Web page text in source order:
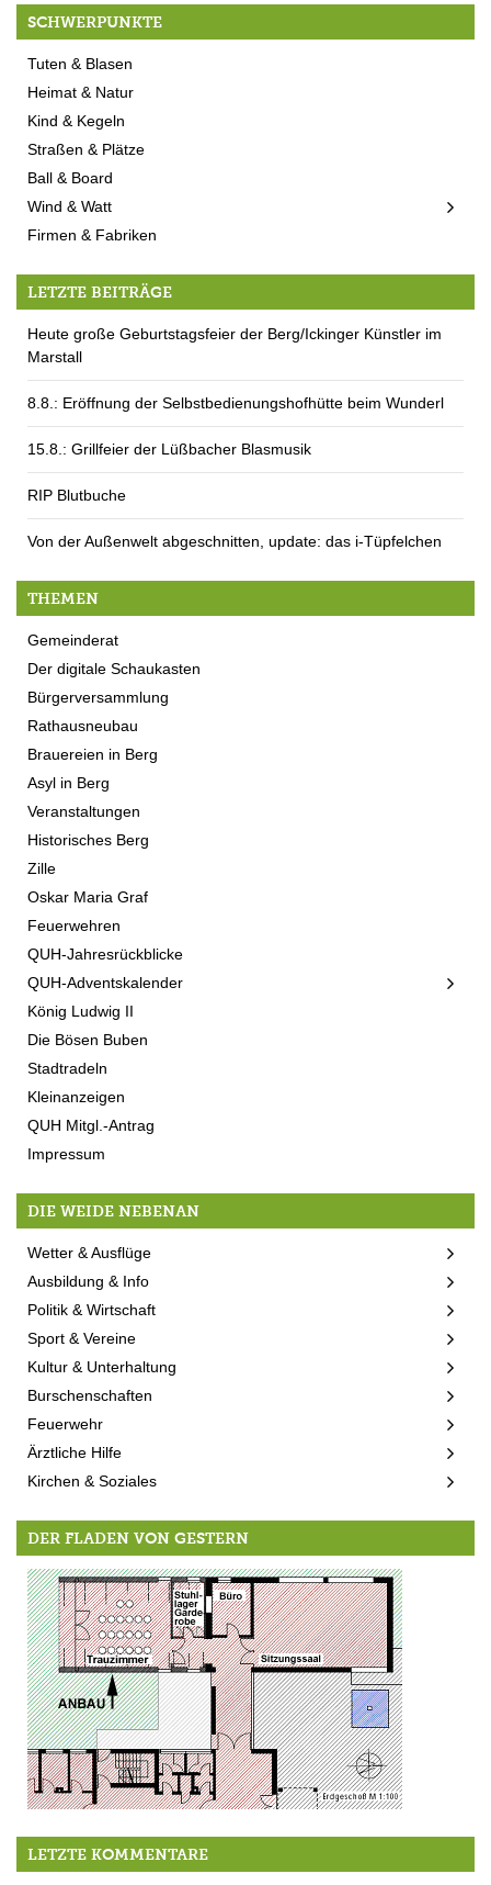
SCHWERPUNKTE
Tuten & Blasen
Heimat & Natur
Kind & Kegeln
Straßen & Plätze
Ball & Board
Wind & Watt
Firmen & Fabriken
LETZTE BEITRÄGE
Heute große Geburtstagsfeier der Berg/Ickinger Künstler im
Marstall
8.8.: Eröffnung der Selbstbedienungshofhütte beim Wunderl
15.8.: Grillfeier der Lüßbacher Blasmusik
RIP Blutbuche
Von der Außenwelt abgeschnitten, update: das i-Tüpfelchen
THEMEN
Gemeinderat
Der digitale Schaukasten
Bürgerversammlung
Rathausneubau
Brauereien in Berg
Asyl in Berg
Veranstaltungen
Historisches Berg
Zille
Oskar Maria Graf
Feuerwehren
QUH-Jahresrückblicke
QUH-Adventskalender
König Ludwig II
Die Bösen Buben
Stadtradeln
Kleinanzeigen
QUH Mitgl.-Antrag
Impressum
DIE WEIDE NEBENAN
Wetter & Ausflüge
Ausbildung & Info
Politik & Wirtschaft
Sport & Vereine
Kultur & Unterhaltung
Burschenschaften
Feuerwehr
Ärztliche Hilfe
Kirchen & Soziales
DER FLADEN VON GESTERN
Die AGRO-QUH bei der Arbeit …
LETZTE KOMMENTARE